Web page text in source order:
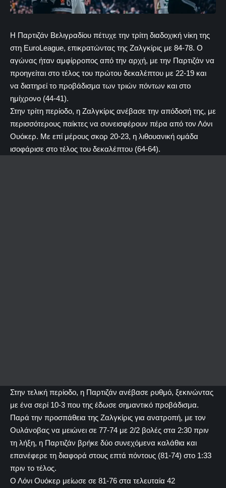
Η Παρτιζάν Βελιγραδίου πέτυχε την τρίτη διαδοχική νίκη της
στη EuroLeague, επικρατώντας της Ζαλγκίρις με 84-78. Ο
αγώνας ήταν αμφίρροπος από την αρχή, με την Παρτιζάν να
προηγείται στο τέλος του πρώτου δεκαλέπτου με 22-19 και
να διατηρεί το προβάδισμα των τριών πόντων και στο
ημίχρονο (44-41).
Στην τρίτη περίοδο, η Ζαλγκίρις ανέβασε την απόδοσή της, με
περισσότερους παίκτες να συνεισφέρουν πέρα από τον Λόνι
Ουόκερ. Με επί μέρους σκορ 20-23, η λιθουανική ομάδα
ισοφάρισε στο τέλος του δεκαλέπτου (64-64).
Στην τελική περίοδο, η Παρτιζάν ανέβασε ρυθμό, ξεκινώντας
με ένα σερί 10-3 που της έδωσε σημαντικό προβάδισμα.
Παρά την προσπάθεια της Ζαλγκίρις για ανατροπή, με τον
Ουλάνοβας να μειώνει σε 77-74 με 2/2 βολές στα 2:30 πριν
τη λήξη, η Παρτιζάν βρήκε δύο συνεχόμενα καλάθια και
επανέφερε τη διαφορά στους επτά πόντους (81-74) στο 1:33
πριν το τέλος.
Ο Λόνι Ουόκερ μείωσε σε 81-76 στα τελευταία 42